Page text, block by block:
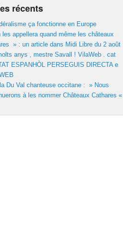
récents
ça fonctionne en Europe
les appellera quand même les châteaux
» : un article dans Midi Libre du 2 août
anys , mestre Savall ! VilaWeb . cat
ESPANHÒL PERSEGUIS DIRECTA e
Du Val chanteuse occitane : » Nous
à les nommer Châteaux Cathares «